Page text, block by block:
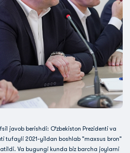
javob berishdi: O‘zbekiston Prezidenti va
tufayli 2021-yildan boshlab "maxsus bron"
Va bugungi kunda biz barcha joylarni